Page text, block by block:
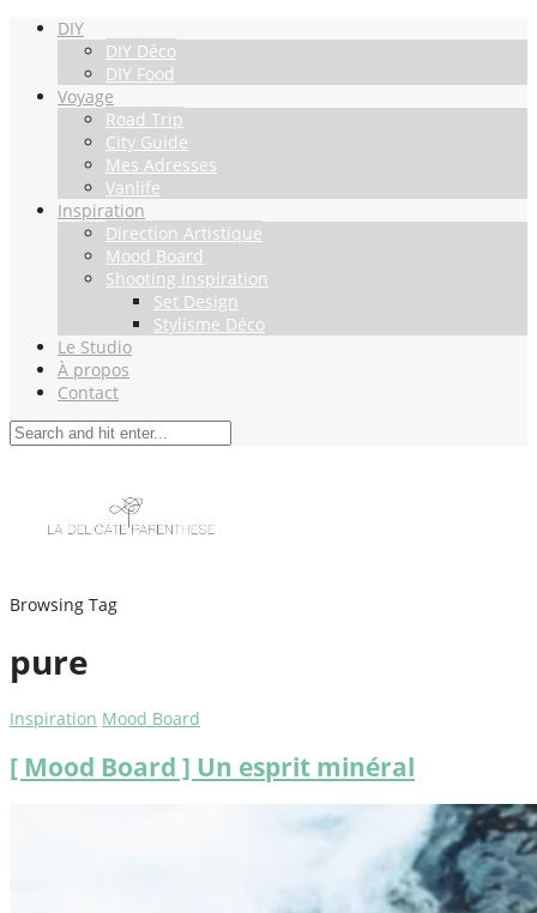
DIY
DIY Déco
DIY Food
Voyage
Road Trip
City Guide
Mes Adresses
Vanlife
Inspiration
Direction Artistique
Mood Board
Shooting Inspiration
Set Design
Stylisme Déco
Le Studio
À propos
Contact
Browsing Tag
pure
Inspiration Mood Board
[ Mood Board ] Un esprit minéral